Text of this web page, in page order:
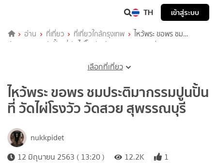
TH เข้าสู่ระบบ
อ่าน ที่เที่ยว ที่เที่ยวใกล้กรุงเทพ
ไหว้พระ ขอพร ชม
ประติมากรรมปูนปั้น ที่ วัดไผ่โรงวัว วัดสวย สุพรรณบุรี
เลือกที่เที่ยว
ไหว้พระ ขอพร ชมประติมากรรมปูนปั้น
ที่ วัดไผ่โรงวัว วัดสวย สุพรรณบุรี
nukkpidet
12 มิถุนายน 2563 ( 13:20 )
12.2K 1